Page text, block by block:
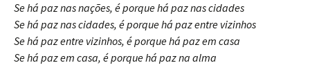
Se há paz nas nações, é porque há paz nas cidades
Se há paz nas cidades, é porque há paz entre vizinhos
Se há paz entre vizinhos, é porque há paz em casa
Se há paz em casa, é porque há paz na alma